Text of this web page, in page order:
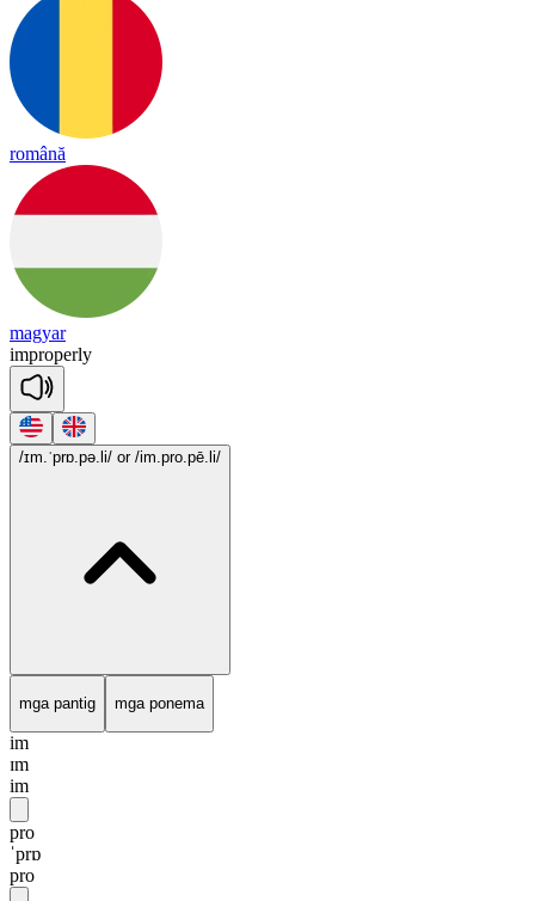
română
magyar
improperly
/ɪm.ˈprɒ.pə.li/ or /im.pro.pē.li/
mga pantig mga ponema
im
ɪm
im
pro
ˈprɒ
pro